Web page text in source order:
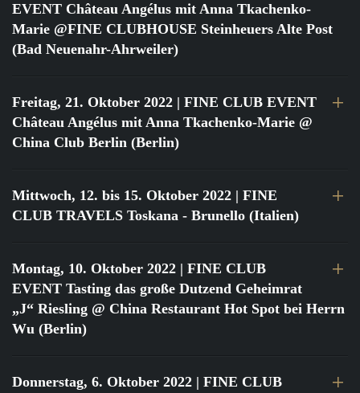
EVENT Château Angélus mit Anna Tkachenko-
Marie @FINE CLUBHOUSE Steinheuers Alte Post
(Bad Neuenahr-Ahrweiler)
Freitag, 21. Oktober 2022 | FINE CLUB EVENT
Château Angélus mit Anna Tkachenko-Marie @
China Club Berlin (Berlin)
Mittwoch, 12. bis 15. Oktober 2022 | FINE
CLUB TRAVELS Toskana - Brunello (Italien)
Montag, 10. Oktober 2022 | FINE CLUB
EVENT Tasting das große Dutzend Geheimrat
„J“ Riesling @ China Restaurant Hot Spot bei Herrn
Wu (Berlin)
Donnerstag, 6. Oktober 2022 | FINE CLUB